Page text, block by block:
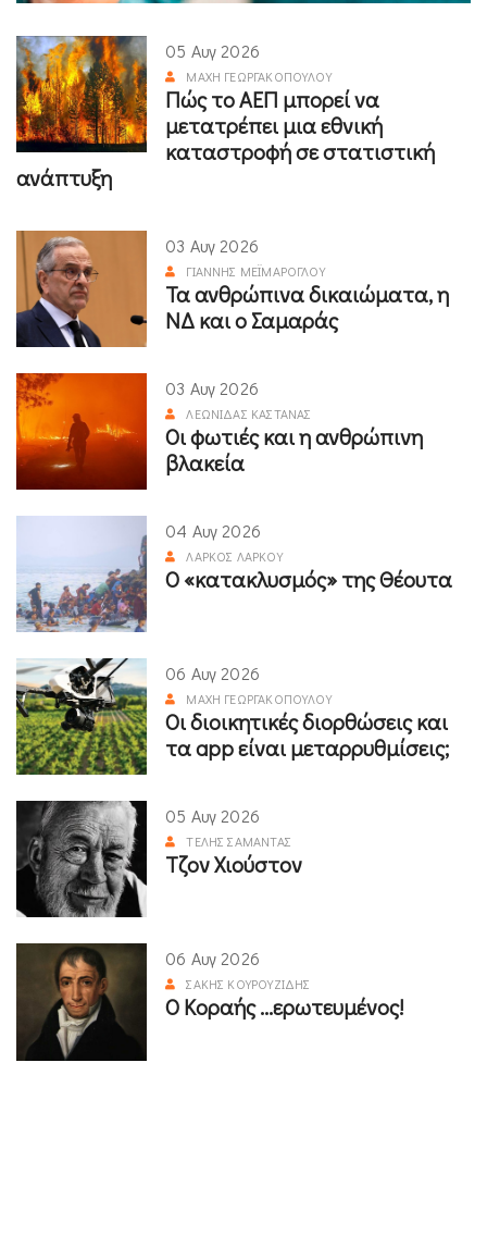
05 Αυγ 2026
ΜΆΧΗ ΓΕΩΡΓΑΚΟΠΟΎΛΟΥ
Πώς το ΑΕΠ μπορεί να
μετατρέπει μια εθνική
καταστροφή σε στατιστική
ανάπτυξη
03 Αυγ 2026
ΓΙΆΝΝΗΣ ΜΕΪΜΆΡΟΓΛΟΥ
Τα ανθρώπινα δικαιώματα, η
ΝΔ και ο Σαμαράς
03 Αυγ 2026
ΛΕΩΝΊΔΑΣ ΚΑΣΤΑΝΆΣ
Οι φωτιές και η ανθρώπινη
βλακεία
04 Αυγ 2026
ΛΆΡΚΟΣ ΛΆΡΚΟΥ
Ο «κατακλυσμός» της Θέουτα
06 Αυγ 2026
ΜΆΧΗ ΓΕΩΡΓΑΚΟΠΟΎΛΟΥ
Οι διοικητικές διορθώσεις και
τα app είναι μεταρρυθμίσεις;
05 Αυγ 2026
ΤΈΛΗΣ ΣΑΜΑΝΤΆΣ
Τζον Χιούστον
06 Αυγ 2026
ΣΆΚΗΣ ΚΟΥΡΟΥΖΊΔΗΣ
Ο Κοραής ...ερωτευμένος!